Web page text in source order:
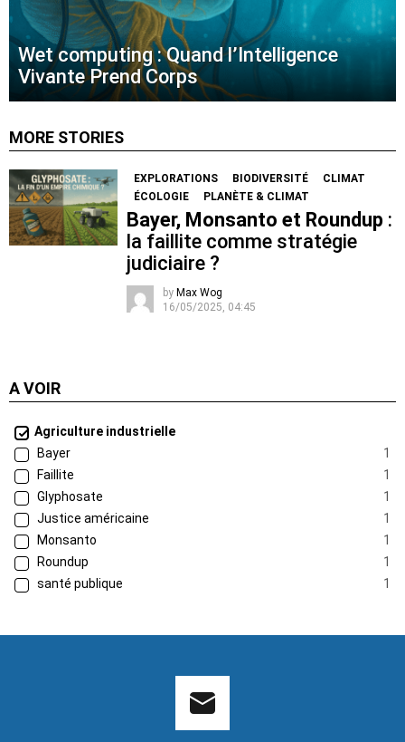
Wet computing : Quand l’Intelligence
Vivante Prend Corps
MORE STORIES
EXPLORATIONS BIODIVERSITÉ
CLIMAT
ÉCOLOGIE
PLANÈTE & CLIMAT
Bayer, Monsanto et Roundup :
la faillite comme stratégie
judiciaire ?
by Max Wog
16/05/2025, 04:45
A VOIR
Agriculture industrielle
Bayer
1
Faillite
1
Glyphosate
1
Justice américaine
1
Monsanto
1
Roundup
1
santé publique
1